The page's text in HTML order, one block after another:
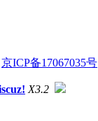
京ICP备17067035号
X3.2